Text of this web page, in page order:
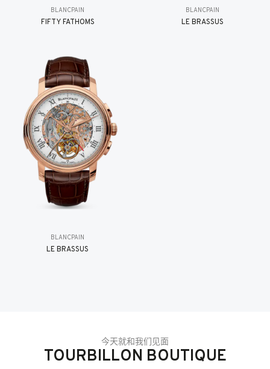
BLANCPAIN
FIFTY FATHOMS
BLANCPAIN
LE BRASSUS
BLANCPAIN
LE BRASSUS
今天就和我们见面
TOURBILLON BOUTIQUE